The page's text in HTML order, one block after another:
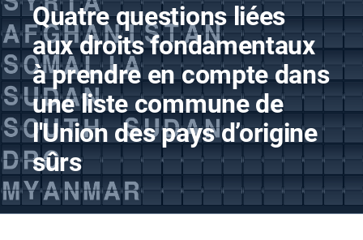
Quatre questions liées
aux droits fondamentaux
à prendre en compte dans
une liste commune de
l'Union des pays d’origine
sûrs